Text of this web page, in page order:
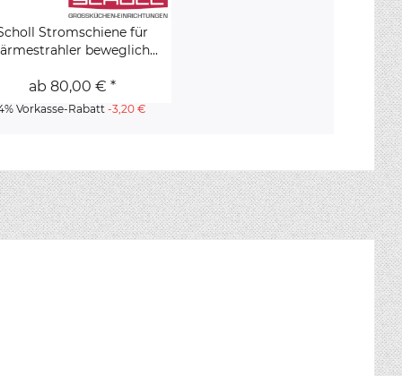
Stromschiene für
beweglich...
ab 80,00 € *
Vorkasse-Rabatt-3,20 €